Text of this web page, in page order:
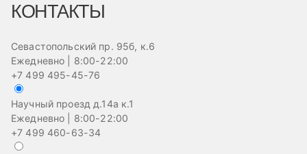
КОНТАКТЫ
Севастопольский пр. 95б, к.6
Ежедневно | 8:00-22:00
+7 499 495-45-76
Научный проезд д.14а к.1
Ежедневно | 8:00-22:00
+7 499 460-63-34